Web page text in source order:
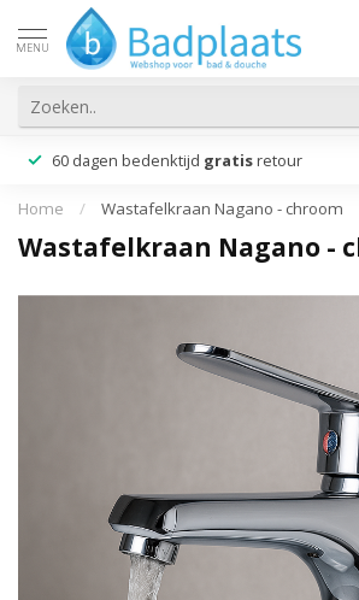
MENU
60 dagen bedenktijd gratis retour
Home / Wastafelkraan Nagano - chroom
Wastafelkraan Nagano -